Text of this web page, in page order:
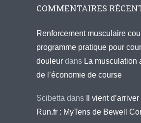
COMMENTAIRES
Renforcement musculaire
programme pratique pour
douleur dans La musculation
de l’économie de course
Scibetta dans
Il vient
Run.fr : MyTens de Bewell